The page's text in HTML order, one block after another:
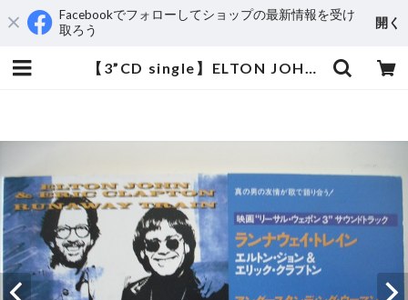
Facebookでフォローしてショップの最新情報を受け
取ろう
開く
【3”CD single】ELTON JOHN & ERIC CLAPTON / RUNAWAY TRAIN | aeromamas2000